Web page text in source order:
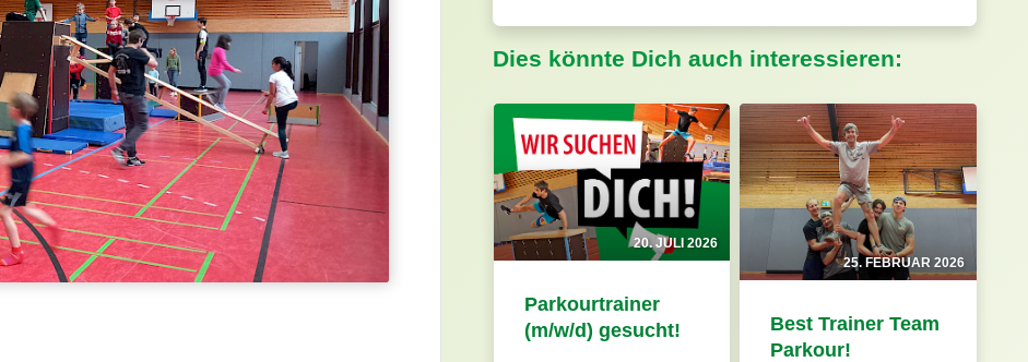
Dies könnte Dich auch interessieren:
20. JULI 2026
Parkourtrainer
(m/w/d) gesucht!
25. FEBRUAR 2026
Best Trainer Team
Parkour!